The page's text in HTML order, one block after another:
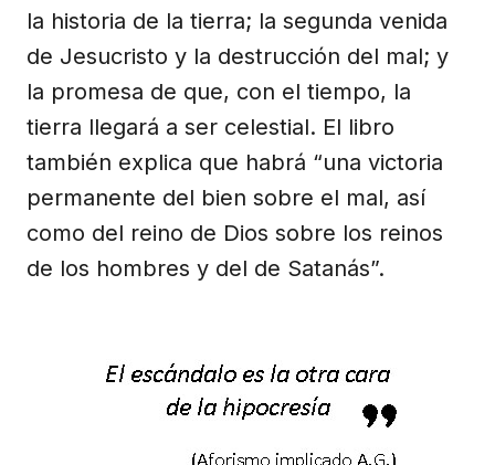
la historia de la tierra; la segunda venida
de Jesucristo y la destrucción del mal; y
la promesa de que, con el tiempo, la
tierra llegará a ser celestial. El libro
también explica que habrá “una victoria
permanente del bien sobre el mal, así
como del reino de Dios sobre los reinos
de los hombres y del de Satanás”.